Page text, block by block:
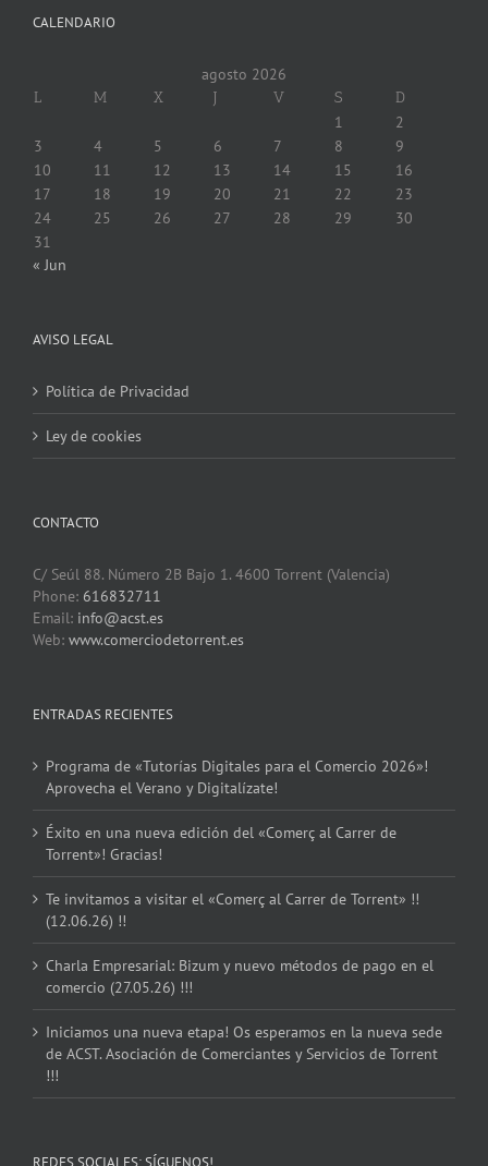
CALENDARIO
agosto 2026
L M X J V S D
1
2
3
4 5 6 7 8
9
10
11 12 13 14 15
16
17
18 19 20 21 22
23
24
25 26 27 28 29
30
31
« Jun
AVISO LEGAL
Política de Privacidad
Ley de cookies
CONTACTO
C/ Seúl 88. Número 2B Bajo 1. 4600 Torrent (Valencia)
Phone: 616832711
Email: info@acst.es
Web: www.comerciodetorrent.es
ENTRADAS RECIENTES
Programa de «Tutorías Digitales para el Comercio 2026»!
Aprovecha el Verano y Digitalízate!
Éxito en una nueva edición del «Comerç al Carrer de
Torrent»! Gracias!
Te invitamos a visitar el «Comerç al Carrer de Torrent» !!
(12.06.26) !!
Charla Empresarial: Bizum y nuevo métodos de pago en el
comercio (27.05.26) !!!
Iniciamos una nueva etapa! Os esperamos en la nueva sede
de ACST. Asociación de Comerciantes y Servicios de Torrent
!!!
REDES SOCIALES: SÍGUENOS!